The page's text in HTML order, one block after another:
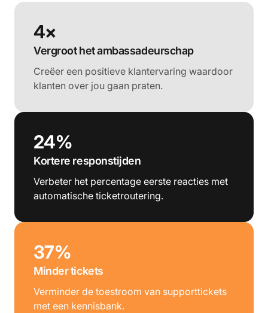
4×
Vergroot het ambassadeurschap
Creëer een positieve klantervaring waardoor
klanten over jou gaan praten.
24%
Kortere responstijden
Verbeter het percentage eerste reacties met
automatische ticketroutering.
37%
Minder tickets
Verminder de toestroom van supporttickets
met een kennisbank.